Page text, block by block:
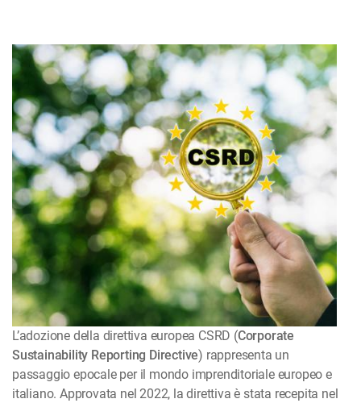
L’adozione della direttiva europea CSRD (Corporate
Sustainability Reporting Directive) rappresenta un
passaggio epocale per il mondo imprenditoriale europeo e
italiano. Approvata nel 2022, la direttiva è stata recepita nel